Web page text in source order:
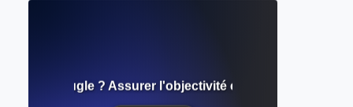
aveugle ? Assurer l'objectivité et l'égalité dans